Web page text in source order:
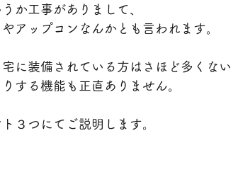
か工事がありまして、
アップコンなんかとも言われます。
に装備されている方はさほど多くない
する機能も正直ありません。
３つにてご説明します。